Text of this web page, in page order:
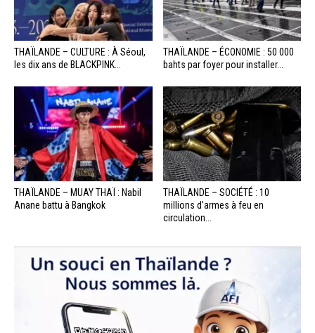
THAÏLANDE – CULTURE : À Séoul,
les dix ans de BLACKPINK...
THAÏLANDE – ÉCONOMIE : 50 000
bahts par foyer pour installer...
THAÏLANDE – MUAY THAÏ : Nabil
Anane battu à Bangkok
THAÏLANDE – SOCIÉTÉ : 10
millions d’armes à feu en
circulation...